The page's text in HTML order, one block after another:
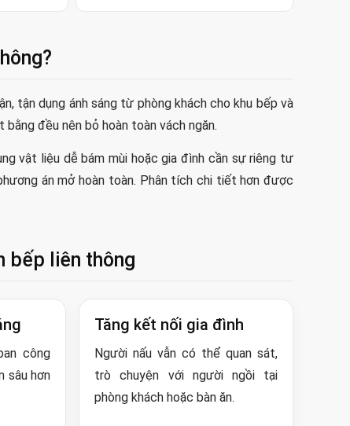
tận dụng ánh sáng từ phòng khách cho khu bếp và
bằng đều nên bỏ hoàn toàn vách ngăn.
vật liệu dễ bám mùi hoặc gia đình cần sự riêng tư
án mở hoàn toàn. Phân tích chi tiết hơn được
bếp liên thông
công
sâu hơn
Tăng kết nối gia đình
Người nấu vẫn có thể quan sát,
trò chuyện với người ngồi tại
phòng khách hoặc bàn ăn.